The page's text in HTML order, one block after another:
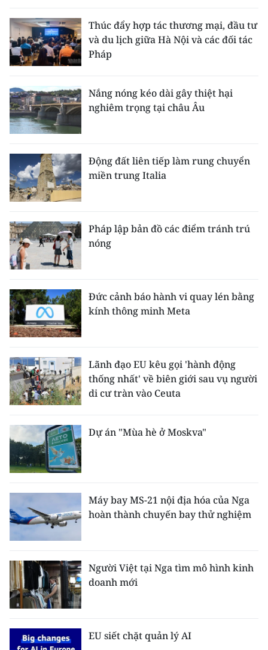
Thúc đẩy hợp tác thương mại, đầu tư
và du lịch giữa Hà Nội và các đối tác
Pháp
Nắng nóng kéo dài gây thiệt hại
nghiêm trọng tại châu Âu
Động đất liên tiếp làm rung chuyển
miền trung Italia
Pháp lập bản đồ các điểm tránh trú
nóng
Đức cảnh báo hành vi quay lén bằng
kính thông minh Meta
Lãnh đạo EU kêu gọi 'hành động
thống nhất' về biên giới sau vụ người
di cư tràn vào Ceuta
Dự án "Mùa hè ở Moskva"
Máy bay MS-21 nội địa hóa của Nga
hoàn thành chuyến bay thử nghiệm
Người Việt tại Nga tìm mô hình kinh
doanh mới
EU siết chặt quản lý AI